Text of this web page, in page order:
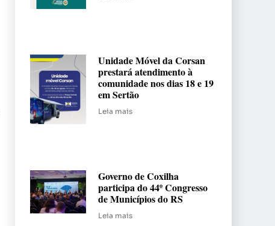
Unidade Móvel da Corsan
prestará atendimento à
comunidade nos dias 18 e 19
em Sertão
Leia mais
Governo de Coxilha
participa do 44º Congresso
de Municípios do RS
Leia mais